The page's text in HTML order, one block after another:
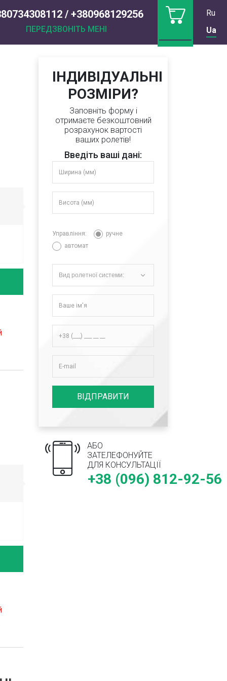
/ +380968129256
ПЕРЕДЗВОНІТЬ МЕНІ
Ru
Ua
ІНДИВІДУАЛЬНІ
РОЗМІРИ?
Заповніть форму і
отримаєте безкоштовний
розрахунок вартості
ваших ролетів!
Введіть ваші дані:
Управління:
ручне
автомат
Вид ролетної системи:
ВІДПРАВИТИ
АБО
ЗАТЕЛЕФОНУЙТЕ
ДЛЯ КОНСУЛЬТАЦІЇ
+38 (096) 812-92-56